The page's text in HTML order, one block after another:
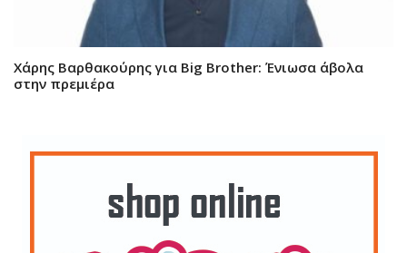
Χάρης Βαρθακούρης για Big Brother: Ένιωσα άβολα
στην πρεμιέρα